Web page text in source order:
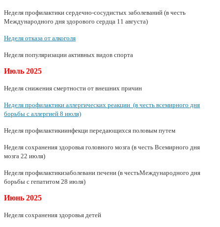
Неделя профилактики сердечно-сосудистых заболеваний (в честь
Международного дня здорового сердца 11 августа)
Неделя отказа от алкоголя
Неделя популяризации активных видов спорта
Июль 2025
Неделя снижения смертности от внешних причин
Неделя профилактики аллергических реакции (в честь всемирного дня
борьбы с аллергией 8 июля)
Неделя профилактикиинфекци передающихся половым путем
Неделя сохранения здоровья головного мозга (в честь Всемирного дня
мозга 22 июля)
Неделя профилактикизаболевани печени (в честьМеждународного дня
борьбы с гепатитом 28 июля)
Июнь 2025
Неделя сохранения здоровья детей